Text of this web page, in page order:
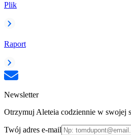
Plik
Raport
Newsletter
Otrzymuj Aleteia codziennie w swojej
Twój adres e-mail